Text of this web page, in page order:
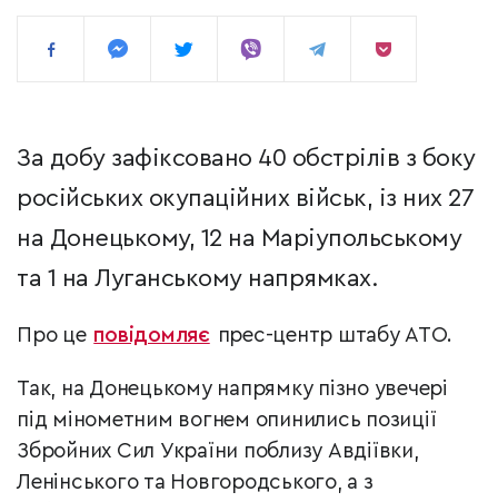
За добу зафіксовано 40 обстрілів з боку
російських окупаційних військ, із них 27
на Донецькому, 12 на Маріупольському
та 1 на Луганському напрямках.
Про це повідомляє прес-центр штабу АТО.
Так, на Донецькому напрямку пізно увечері
під мінометним вогнем опинились позиції
Збройних Сил України поблизу Авдіївки,
Ленінського та Новгородського, а з